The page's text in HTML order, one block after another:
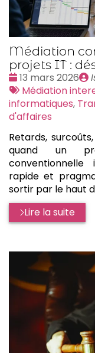
Médiation
projets IT :
Date
:
13 mars 2026
Tags
:
Médiation
informatiques,
d'affaires
Retards,
quand un
rapide et
sortir par le haut
Lire la suite